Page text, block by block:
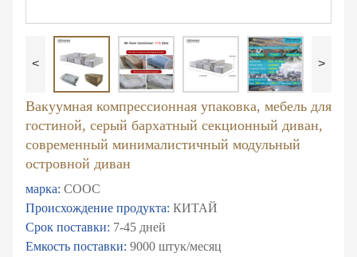
< >
Вакуумная компрессионная упаковка, мебель для
гостиной, серый бархатный секционный диван,
современный минималистичный модульный
островной диван
марка: COOC
Происхождение продукта: КИТАЙ
Срок поставки: 7-45 дней
Емкость поставки: 9000 штук/месяц